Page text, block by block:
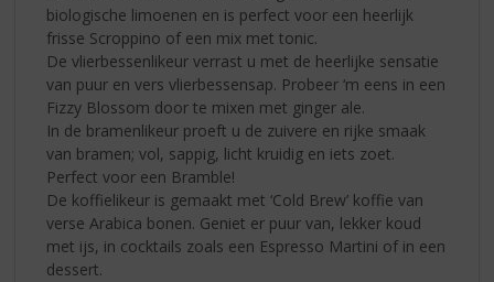
biologische limoenen en is perfect voor een heerlijk
frisse Scroppino of een mix met tonic.
De vlierbessenlikeur verrast u met de heerlijke sensatie
van puur en vers vlierbessensap. Probeer ‘m eens in een
Fizzy Blossom door te mixen met ginger ale.
In de bramenlikeur proeft u de zuivere en rijke smaak
van bramen; vol, sappig, licht kruidig en iets zoet.
Perfect voor een Bramble!
De koffielikeur is gemaakt met ‘Cold Brew’ koffie van
verse Arabica bonen. Geniet er puur van, lekker koud
met ijs, in cocktails zoals een Espresso Martini of in een
dessert.